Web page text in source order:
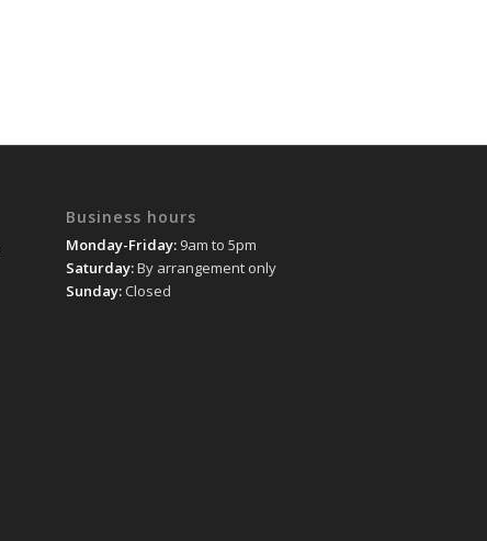
Business hours
Monday-Friday:9am to 5pm
Saturday:By arrangement only
Sunday:Closed